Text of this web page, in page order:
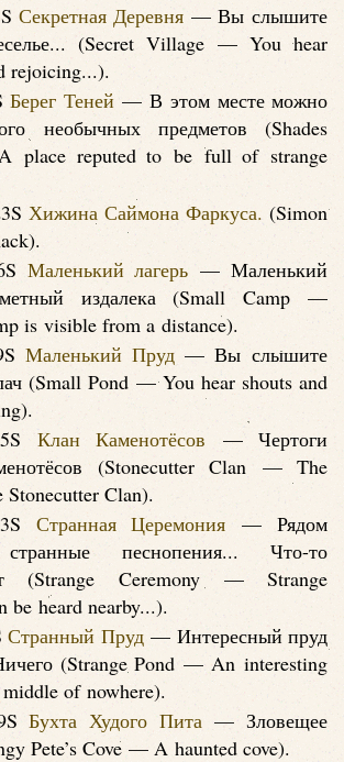
Секретная Деревня — Вы слышите
(Secret Village — You hear
rejoicing...).
Берег Теней— В этом месте можно
необычных предметов (Shades
place reputed to be full of strange
Хижина Саймона Фаркуса. (Simon
Маленький лагерь — Маленький
издалека (Small Camp —
is visible from a distance).
Маленький Пруд— Вы слышите
(Small Pond — You hear shouts and
Клан Каменотёсов — Чертоги
(Stonecutter Clan — The
Clan).
Странная Церемония — Рядом
песнопения... Что-то
(Strange Ceremony — Strange
be heard nearby...).
Странный Пруд— Интересный пруд
(Strange Pond — An interesting
of nowhere).
Бухта Худого Пита— Зловещее
Pete’s Cove — A haunted cove).